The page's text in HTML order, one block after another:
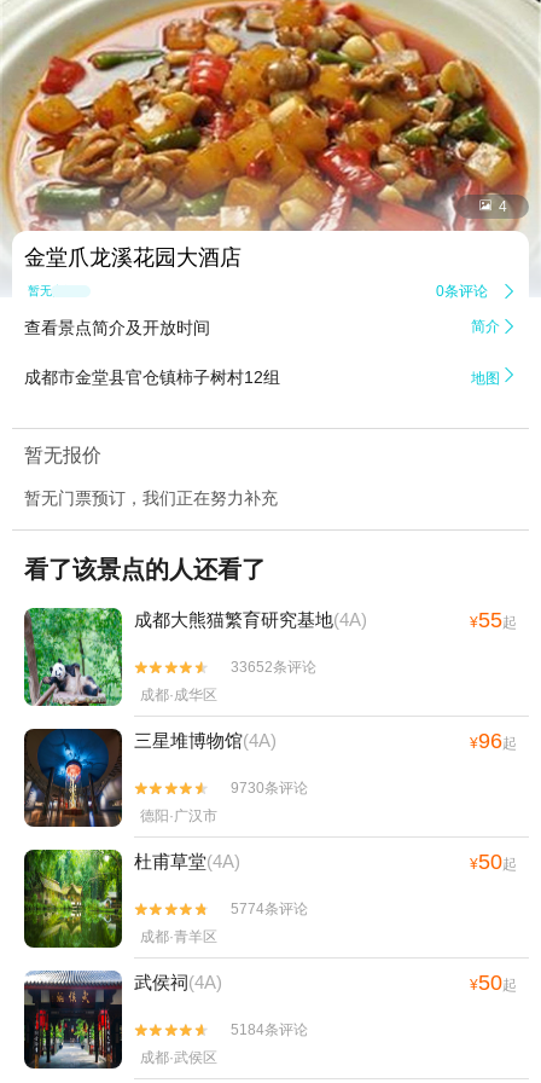
 4
金堂爪龙溪花园大酒店
暂无点评 0条评论 
查看景点简介及开放时间 简介 
成都市金堂县官仓镇柿子树村12组 地图 
暂无报价
暂无门票预订，我们正在努力补充
看了该景点的人还看了
成都大熊猫繁育研究基地(4A) ¥55起


33652条评论
成都·成华区
三星堆博物馆(4A) ¥96起


9730条评论
德阳·广汉市
杜甫草堂(4A) ¥50起


5774条评论
成都·青羊区
武侯祠(4A) ¥50起


5184条评论
成都·武侯区
